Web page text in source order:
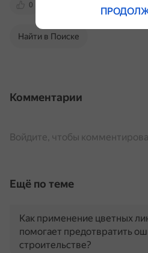
0
Найти в Поиске
Комментарии
Войдите, чтобы
Ещё по теме
Как применение цветных
помогает предотвратить
строительстве?